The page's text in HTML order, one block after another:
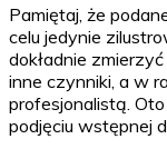
Pamiętaj, że
celu jedynie
dokładnie
inne czynniki, a w
profesjonalistą.
podjęciu wstępnej